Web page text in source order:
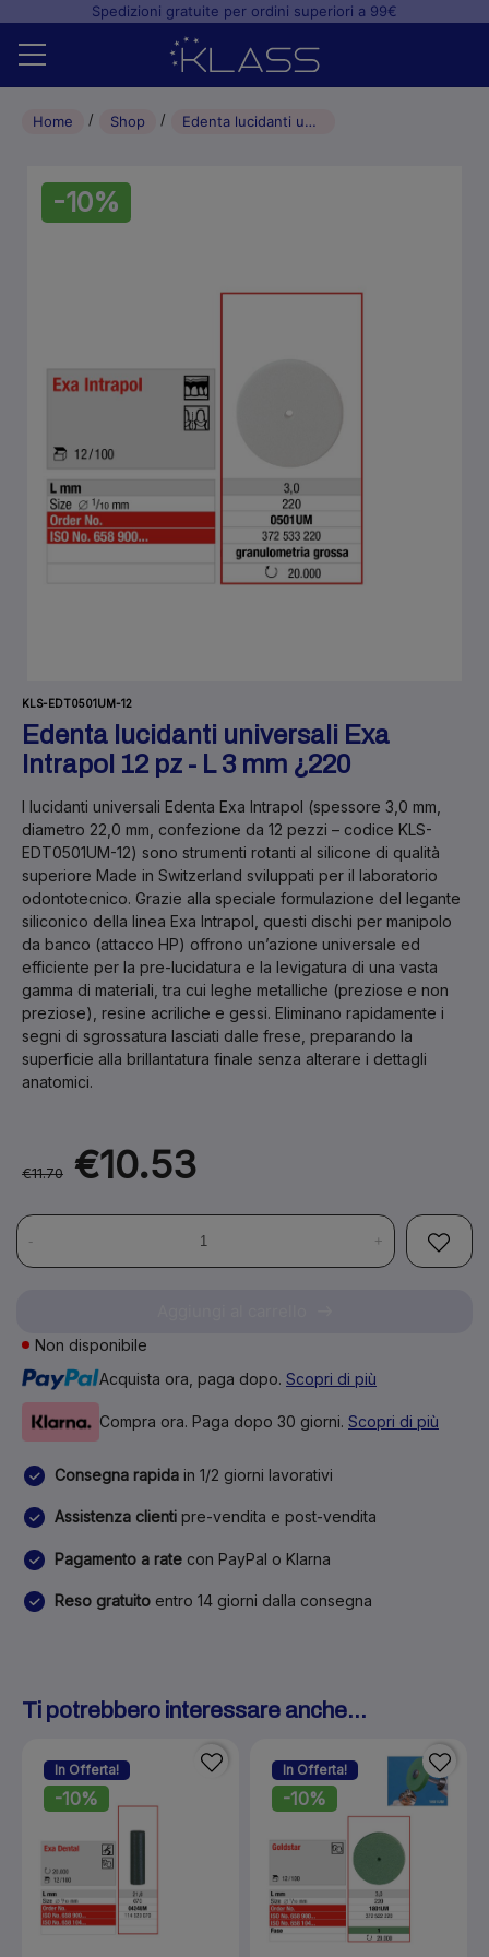
Spedizioni gratuite per ordini superiori a 99€
Home
Studio odontoiatrico
Home Shop Edenta lucidanti universali Exa Intrapol 12 pz – L 3 mm ¿220
-10%
KLS-EDT0501UM-12
Edenta lucidanti universali Exa
Intrapol 12 pz - L 3 mm ¿220
I lucidanti universali Edenta Exa Intrapol (spessore 3,0 mm,
diametro 22,0 mm, confezione da 12 pezzi – codice KLS-
EDT0501UM-12) sono strumenti rotanti al silicone di qualità
superiore Made in Switzerland sviluppati per il laboratorio
odontotecnico. Grazie alla speciale formulazione del legante
siliconico della linea Exa Intrapol , questi dischi per manipolo
da banco (attacco HP) offrono un’azione universale ed
efficiente per la pre-lucidatura e la levigatura di una vasta
gamma di materiali, tra cui leghe metalliche (preziose e non
preziose), resine acriliche e gessi. Eliminano rapidamente i
segni di sgrossatura lasciati dalle frese, preparando la
superficie alla brillantatura finale senza alterare i dettagli
anatomici.
€11.70 €10.53
- +
Non disponibile
Acquista ora, paga dopo. Scopri di più
Compra ora. Paga dopo 30 giorni. Scopri di più
Consegna rapida in 1/2 giorni lavorativi
Assistenza clienti pre-vendita e post-vendita
Pagamento a rate con PayPal o Klarna
Reso gratuito entro 14 giorni dalla consegna
Ti potrebbero interessare anche...
In Offerta!
-10%
In Offerta!
-10%